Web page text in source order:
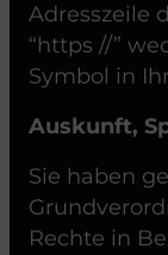
Adresszeile
“https //”
Symbol in
Auskunft,
Sie haben
Rechte in